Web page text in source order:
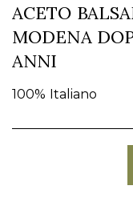
ACETO
MODENA
ANNI
100% Italiano